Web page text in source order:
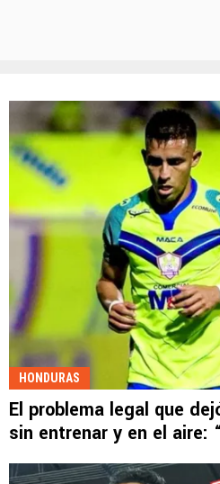
HONDURAS
El problema legal que
sin entrenar y en el aire: